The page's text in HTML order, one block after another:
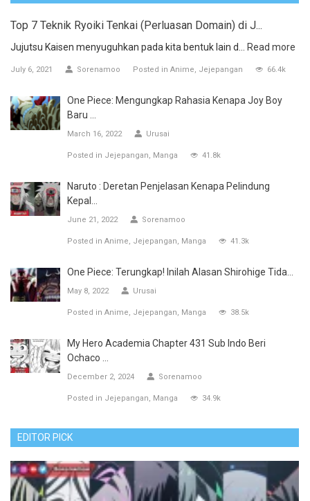
Top 7 Teknik Ryoiki Tenkai (Perluasan Domain) di J...
Jujutsu Kaisen menyuguhkan pada kita bentuk lain d... Read more
July 6, 2021 Sorenamoo Posted in Anime Jejepangan 66.4k
One Piece: Mengungkap Rahasia Kenapa Joy Boy
Baru ...
March 16, 2022 Urusai
Posted in Jejepangan Manga 41.8k
Naruto : Deretan Penjelasan Kenapa Pelindung
Kepal...
June 21, 2022 Sorenamoo
Posted in Anime Jejepangan Manga 41.3k
One Piece: Terungkap! Inilah Alasan Shirohige Tida...
May 8, 2022 Urusai
Posted in Anime Jejepangan Manga 38.5k
My Hero Academia Chapter 431 Sub Indo Beri
Ochaco ...
December 2, 2024 Sorenamoo
Posted in Jejepangan Manga 34.9k
EDITOR PICK